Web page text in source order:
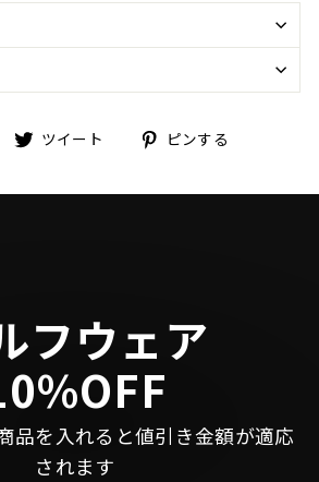
Facebookツイート
Twitterピンする
フウェア
品を入れると値引き金額が適応
されます